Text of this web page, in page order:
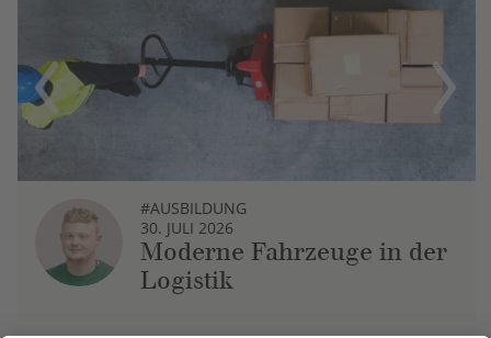
Previous
#AUSBILDUNG
30. JULI 2026
Moderne Fahrzeuge in der
Logistik
Next